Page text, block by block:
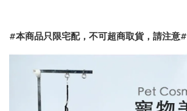
#本商品只限宅配，不可超商取貨，請注意#